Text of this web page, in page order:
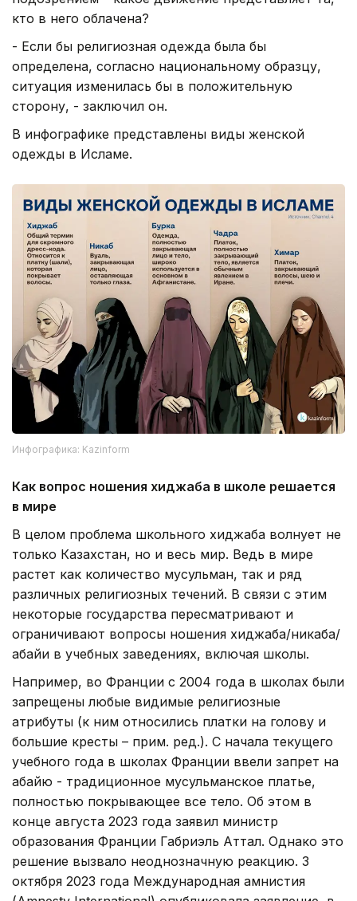
кто в него облачена?
- Если бы религиозная одежда была бы
определена, согласно национальному образцу,
ситуация изменилась бы в положительную
сторону, - заключил он.
В инфографике представлены виды женской
одежды в Исламе.
Инфографика: Kazinform
Как вопрос ношения хиджаба в школе решается
в мире
В целом проблема школьного хиджаба волнует не
только Казахстан, но и весь мир. Ведь в мире
растет как количество мусульман, так и ряд
различных религиозных течений. В связи с этим
некоторые государства пересматривают и
ограничивают вопросы ношения хиджаба/никаба/
абайи в учебных заведениях, включая школы.
Например, во Франции с 2004 года в школах были
запрещены любые видимые религиозные
атрибуты (к ним относились платки на голову и
большие кресты – прим. ред.). С начала текущего
учебного года в школах Франции ввели запрет на
абайю - традиционное мусульманское платье,
полностью покрывающее все тело. Об этом в
конце августа 2023 года заявил министр
образования Франции Габриэль Аттал. Однако это
решение вызвало неоднозначную реакцию. 3
октября 2023 года Международная амнистия